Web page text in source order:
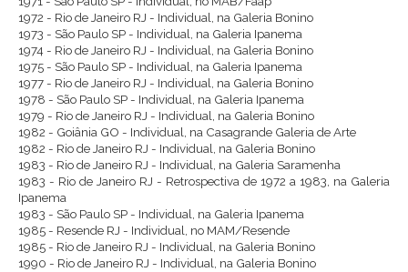
1972 - Rio de Janeiro RJ - Individual, na Galeria Bonino
1973 - São Paulo SP - Individual, na Galeria Ipanema
1974 - Rio de Janeiro RJ - Individual, na Galeria Bonino
1975 - São Paulo SP - Individual, na Galeria Ipanema
1977 - Rio de Janeiro RJ - Individual, na Galeria Bonino
1978 - São Paulo SP - Individual, na Galeria Ipanema
1979 - Rio de Janeiro RJ - Individual, na Galeria Bonino
1982 - Goiânia GO - Individual, na Casagrande Galeria de Arte
1982 - Rio de Janeiro RJ - Individual, na Galeria Bonino
1983 - Rio de Janeiro RJ - Individual, na Galeria Saramenha
1983 - Rio de Janeiro RJ - Retrospectiva de 1972 a 1983, na Galeria
Ipanema
1983 - São Paulo SP - Individual, na Galeria Ipanema
1985 - Resende RJ - Individual, no MAM/Resende
1985 - Rio de Janeiro RJ - Individual, na Galeria Bonino
1990 - Rio de Janeiro RJ - Individual, na Galeria Bonino